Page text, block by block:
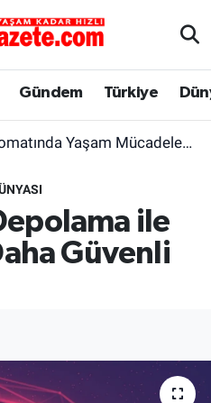
Gündem Türkiye
Yaşam Mücadelesi Veriyor
ile
Güvenli
ve Fikstür